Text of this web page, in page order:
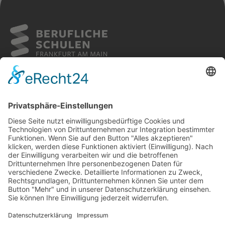
Sitemap
Impressum
Datenschutz
Barrierefreiheit
FOLGE UNS AUF